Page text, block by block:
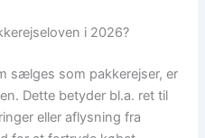
i 2026?
sælges som pakkerejser, er
Dette betyder bl.a. ret til
eller aflysning fra